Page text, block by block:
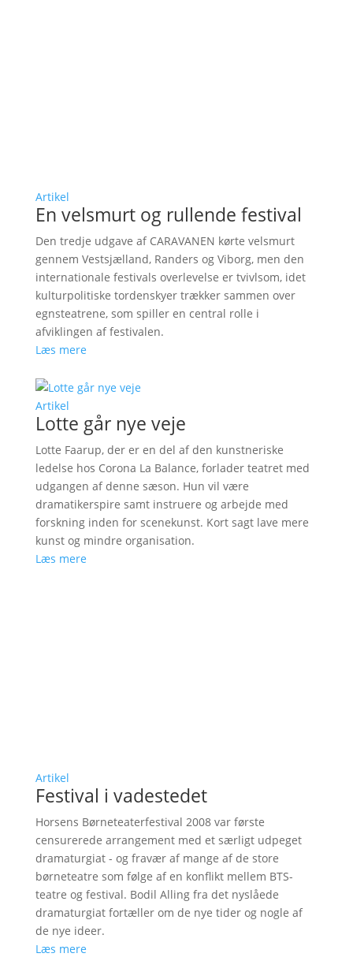
Artikel
En velsmurt og rullende festival
Den tredje udgave af CARAVANEN kørte velsmurt
gennem Vestsjælland, Randers og Viborg, men den
internationale festivals overlevelse er tvivlsom, idet
kulturpolitiske tordenskyer trækker sammen over
egnsteatrene, som spiller en central rolle i
afviklingen af festivalen.
Læs mere
Artikel
Lotte går nye veje
Lotte Faarup, der er en del af den kunstneriske
ledelse hos Corona La Balance, forlader teatret med
udgangen af denne sæson. Hun vil være
dramatikerspire samt instruere og arbejde med
forskning inden for scenekunst. Kort sagt lave mere
kunst og mindre organisation.
Læs mere
Artikel
Festival i vadestedet
Horsens Børneteaterfestival 2008 var første
censurerede arrangement med et særligt udpeget
dramaturgiat - og fravær af mange af de store
børneteatre som følge af en konflikt mellem BTS-
teatre og festival. Bodil Alling fra det nyslåede
dramaturgiat fortæller om de nye tider og nogle af
de nye ideer.
Læs mere